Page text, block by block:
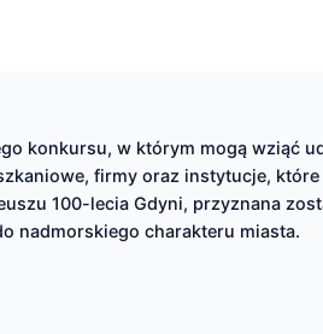
konkursu, w którym mogą wziąć
firmy oraz instytucje,
100-lecia Gdyni, przyznana
nadmorskiego charakteru miasta.